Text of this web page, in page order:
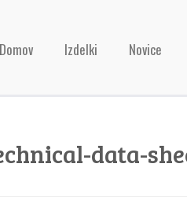
Domov Izdelki Novice
data-